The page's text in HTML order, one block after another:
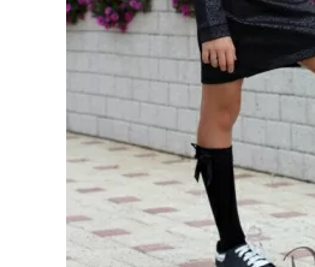
-50%